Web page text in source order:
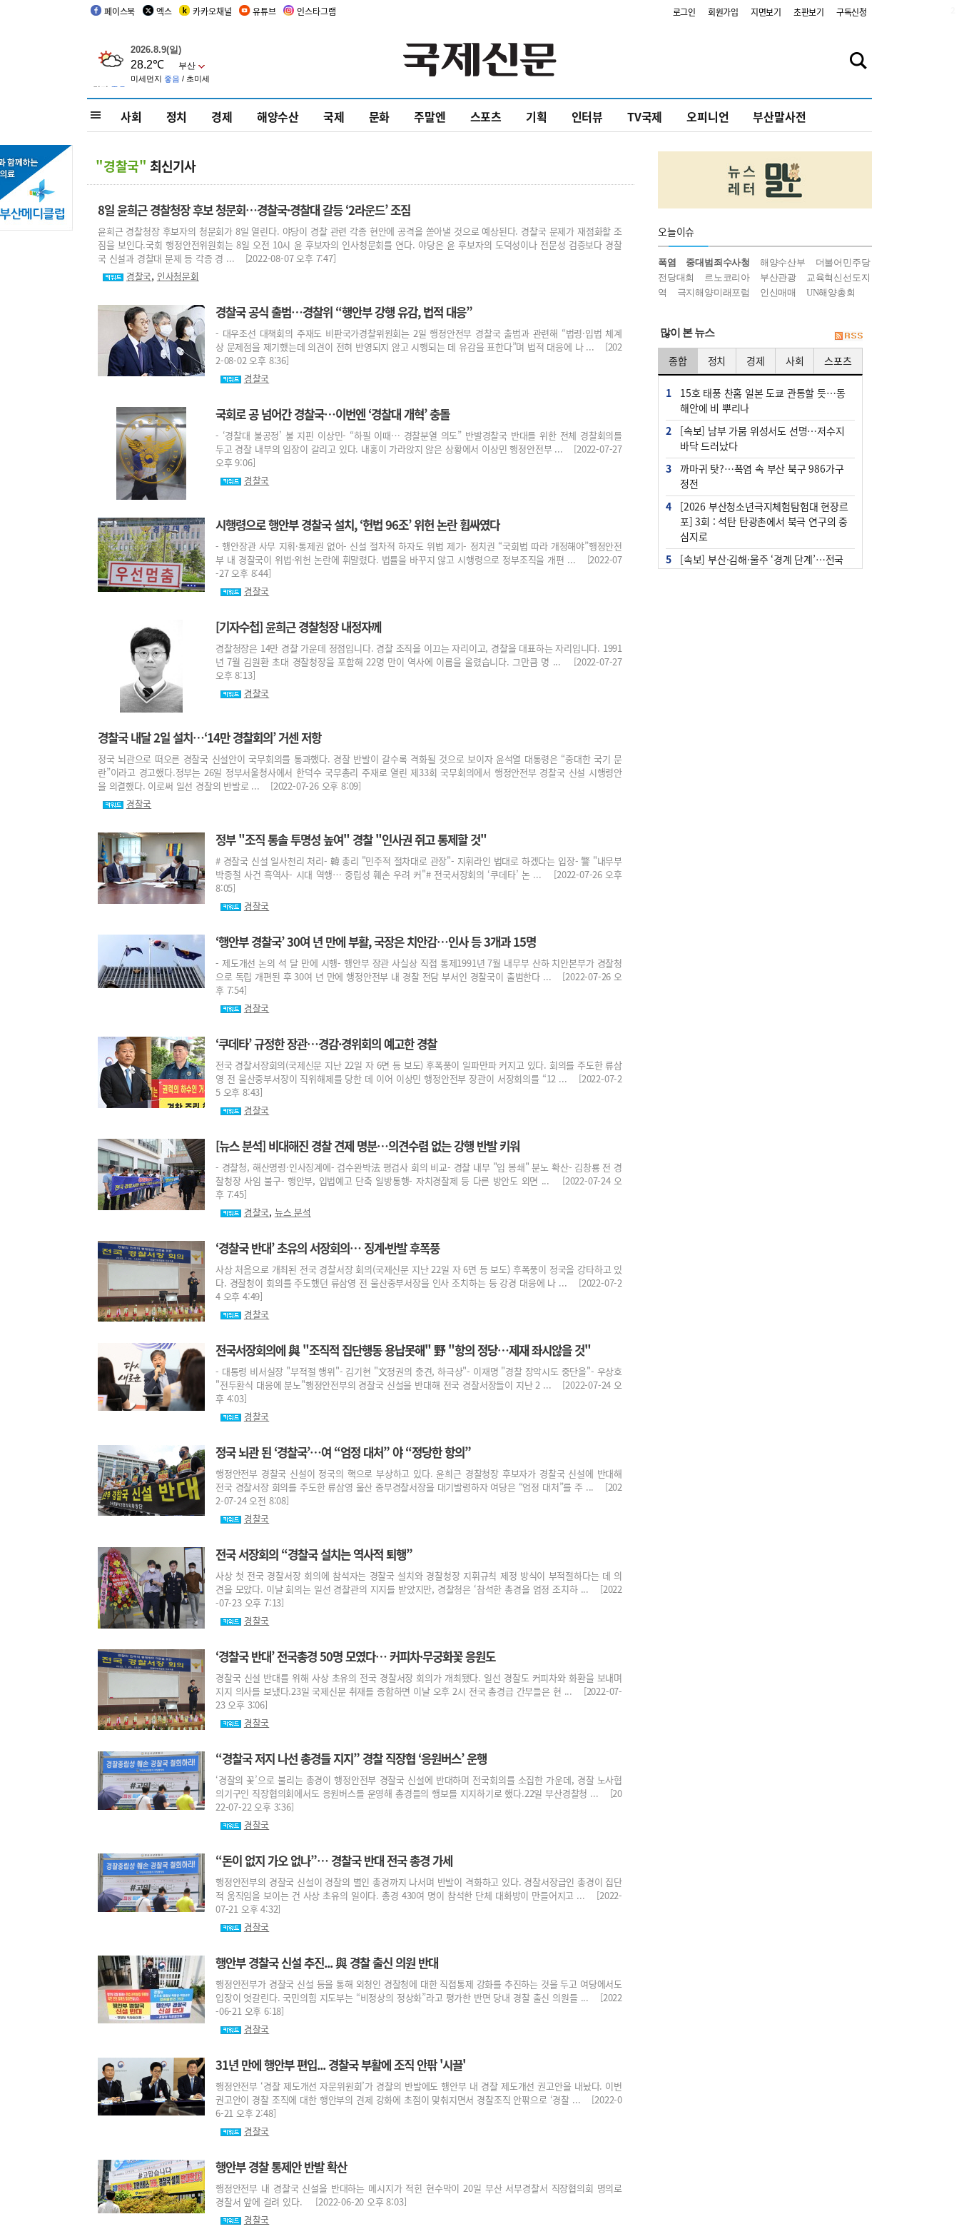
페이스북 엑스 카카오채널 유튜브 인스타그램 로그인 회원가입 지면보기 초판보기 구독신청
사회 정치 경제 해양수산 국제 문화 주말엔 스포츠 기획 인터뷰 TV국제 오피니언 부산말사전
"경찰국" 최신기사
8일 윤희근 경찰청장 후보 청문회…경찰국·경찰대 갈등 ‘2라운드’ 조짐
윤희근 경찰청장 후보자의 청문회가 8일 열린다. 야당이 경찰 관련 각종 현안에 공격을 쏟아낼 것으로 예상된다. 경찰국 문제가 재점화할 조
짐을 보인다.국회 행정안전위원회는 8일 오전 10시 윤 후보자의 인사청문회를 연다. 야당은 윤 후보자의 도덕성이나 전문성 검증보다 경찰
국 신설과 경찰대 문제 등 각종 경 ... [2022-08-07 오후 7:47]
경찰국, 인사청문회
경찰국 공식 출범…경찰위 “행안부 강행 유감, 법적 대응”
- 대우조선 대책회의 주재도 비판국가경찰위원회는 2일 행정안전부 경찰국 출범과 관련해 “법령·입법 체계
상 문제점을 제기했는데 의견이 전혀 반영되지 않고 시행되는 데 유감을 표한다”며 법적 대응에 나 ... [202
2-08-02 오후 8:36]
경찰국
국회로 공 넘어간 경찰국…이번엔 ‘경찰대 개혁’ 충돌
- ‘경찰대 불공정’ 불 지핀 이상민- “하필 이때… 경찰분열 의도” 반발경찰국 반대를 위한 전체 경찰회의를
두고 경찰 내부의 입장이 갈리고 있다. 내홍이 가라앉지 않은 상황에서 이상민 행정안전부 ... [2022-07-27
오후 9:06]
경찰국
시행령으로 행안부 경찰국 설치, ‘헌법 96조’ 위헌 논란 휩싸였다
- 행안장관 사무 지휘·통제권 없어- 신설 절차적 하자도 위법 제기- 정치권 “국회법 따라 개정해야”행정안전
부 내 경찰국이 위법·위헌 논란에 휘말렸다. 법률을 바꾸지 않고 시행령으로 정부조직을 개편 ... [2022-07
-27 오후 8:44]
경찰국
[기자수첩] 윤희근 경찰청장 내정자께
경찰청장은 14만 경찰 가운데 정점입니다. 경찰 조직을 이끄는 자리이고, 경찰을 대표하는 자리입니다. 1991
년 7월 김원환 초대 경찰청장을 포함해 22명 만이 역사에 이름을 올렸습니다. 그만큼 명 ... [2022-07-27
오후 8:13]
경찰국
경찰국 내달 2일 설치…‘14만 경찰회의’ 거센 저항
정국 뇌관으로 떠오른 경찰국 신설안이 국무회의를 통과했다. 경찰 반발이 갈수록 격화될 것으로 보이자 윤석열 대통령은 “중대한 국기 문
란”이라고 경고했다.정부는 26일 정부서울청사에서 한덕수 국무총리 주재로 열린 제33회 국무회의에서 행정안전부 경찰국 신설 시행령안
을 의결했다. 이로써 일선 경찰의 반발로 ... [2022-07-26 오후 8:09]
경찰국
정부 "조직 통솔 투명성 높여" 경찰 "인사권 쥐고 통제할 것"
# 경찰국 신설 일사천리 처리- 韓 총리 "민주적 절차대로 관장"- 지휘라인 법대로 하겠다는 입장- 警 "내무부
박종철 사건 흑역사- 시대 역행… 중립성 훼손 우려 커"# 전국서장회의 ‘쿠데타’ 논 ... [2022-07-26 오후
8:05]
경찰국
‘행안부 경찰국’ 30여 년 만에 부활, 국장은 치안감…인사 등 3개과 15명
- 제도개선 논의 석 달 만에 시행- 행안부 장관 사실상 직접 통제1991년 7월 내무부 산하 치안본부가 경찰청
으로 독립 개편된 후 30여 년 만에 행정안전부 내 경찰 전담 부서인 경찰국이 출범한다 ... [2022-07-26 오
후 7:54]
경찰국
‘쿠데타’ 규정한 장관…경감·경위회의 예고한 경찰
전국 경찰서장회의(국제신문 지난 22일 자 6면 등 보도) 후폭풍이 일파만파 커지고 있다. 회의를 주도한 류삼
영 전 울산중부서장이 직위해제를 당한 데 이어 이상민 행정안전부 장관이 서장회의를 “12 ... [2022-07-2
5 오후 8:43]
경찰국
[뉴스 분석] 비대해진 경찰 견제 명분…의견수렴 없는 강행 반발 키워
- 경찰청, 해산명령·인사징계에- 검수완박法 평검사 회의 비교- 경찰 내부 "입 봉쇄" 분노 확산- 김창룡 전 경
찰청장 사임 불구- 행안부, 입법예고 단축 일방통행- 자치경찰제 등 다른 방안도 외면 ... [2022-07-24 오
후 7:45]
경찰국, 뉴스 분석
‘경찰국 반대’ 초유의 서장회의… 징계·반발 후폭풍
사상 처음으로 개최된 전국 경찰서장 회의(국제신문 지난 22일 자 6면 등 보도) 후폭풍이 정국을 강타하고 있
다. 경찰청이 회의를 주도했던 류삼영 전 울산중부서장을 인사 조치하는 등 강경 대응에 나 ... [2022-07-2
4 오후 4:49]
경찰국
전국서장회의에 與 "조직적 집단행동 용납못해" 野 "항의 정당…제재 좌시않을 것"
- 대통령 비서실장 "부적절 행위"- 김기현 "文정권의 충견, 하극상"- 이재명 "경찰 장악시도 중단을"- 우상호
"전두환식 대응에 분노"행정안전부의 경찰국 신설을 반대해 전국 경찰서장들이 지난 2 ... [2022-07-24 오
후 4:03]
경찰국
정국 뇌관 된 ‘경찰국’…여 “엄정 대처” 야 “정당한 항의”
행정안전부 경찰국 신설이 정국의 핵으로 부상하고 있다. 윤희근 경찰청장 후보자가 경찰국 신설에 반대해
전국 경찰서장 회의를 주도한 류삼영 울산 중부경찰서장을 대기발령하자 여당은 “엄정 대처”를 주 ... [202
2-07-24 오전 8:08]
경찰국
전국 서장회의 “경찰국 설치는 역사적 퇴행”
사상 첫 전국 경찰서장 회의에 참석자는 경찰국 설치와 경찰청장 지휘규칙 제정 방식이 부적절하다는 데 의
견을 모았다. 이날 회의는 일선 경찰관의 지지를 받았지만, 경찰청은 ‘참석한 총경을 엄정 조치하 ... [2022
-07-23 오후 7:13]
경찰국
‘경찰국 반대’ 전국총경 50명 모였다… 커피차·무궁화꽃 응원도
경찰국 신설 반대를 위해 사상 초유의 전국 경찰서장 회의가 개최됐다. 일선 경찰도 커피차와 화환을 보내며
지지 의사를 보냈다.23일 국제신문 취재를 종합하면 이날 오후 2시 전국 총경급 간부들은 현 ... [2022-07-
23 오후 3:06]
경찰국
“경찰국 저지 나선 총경들 지지” 경찰 직장협 ‘응원버스’ 운행
‘경찰의 꽃’으로 불리는 총경이 행정안전부 경찰국 신설에 반대하며 전국회의를 소집한 가운데, 경찰 노사협
의기구인 직장협의회에서도 응원버스를 운영해 총경들의 행보를 지지하기로 했다.22일 부산경찰청 ... [20
22-07-22 오후 3:36]
경찰국
“돈이 없지 가오 없나”… 경찰국 반대 전국 총경 가세
행정안전부의 경찰국 신설이 경찰의 별인 총경까지 나서며 반발이 격화하고 있다. 경찰서장급인 총경이 집단
적 움직임을 보이는 건 사상 초유의 일이다. 총경 430여 명이 참석한 단체 대화방이 만들어지고 ... [2022-
07-21 오후 4:32]
경찰국
행안부 경찰국 신설 추진... 與 경찰 출신 의원 반대
행정안전부가 경찰국 신설 등을 통해 외청인 경찰청에 대한 직접통제 강화를 추진하는 것을 두고 여당에서도
입장이 엇갈린다. 국민의힘 지도부는 “비정상의 정상화”라고 평가한 반면 당내 경찰 출신 의원들 ... [2022
-06-21 오후 6:18]
경찰국
31년 만에 행안부 편입... 경찰국 부활에 조직 안팎 '시끌'
행정안전부 ‘경찰 제도개선 자문위원회’가 경찰의 반발에도 행안부 내 경찰 제도개선 권고안을 내놨다. 이번
권고안이 경찰 조직에 대한 행안부의 견제 강화에 초점이 맞춰지면서 경찰조직 안팎으로 ‘경찰 ... [2022-0
6-21 오후 2:48]
경찰국
행안부 경찰 통제안 반발 확산
행정안전부 내 경찰국 신설을 반대하는 메시지가 적힌 현수막이 20일 부산 서부경찰서 직장협의회 명의로
경찰서 앞에 걸려 있다. [2022-06-20 오후 8:03]
경찰국
오늘이슈
폭염 중대범죄수사청 해양수산부
더불어민주당
전당대회
르노코리아 부산관광
교육혁신선도지
역
극지해양미래포럼 인신매매 UN해양총회
많이 본 뉴스
종합 정치 경제 사회 스포츠
1
15호 태풍 찬홈 일본 도쿄 관통할 듯…동
해안에 비 뿌리나
2
[속보] 남부 가뭄 위성서도 선명…저수지
바닥 드러났다
3
까마귀 탓?…폭염 속 부산 북구 986가구
정전
4
[2026 부산청소년극지체험탐험대 현장르
포] 3회 : 석탄 탄광촌에서 북극 연구의 중
심지로
5
[속보] 부산·김해·울주 ‘경계 단계’…전국